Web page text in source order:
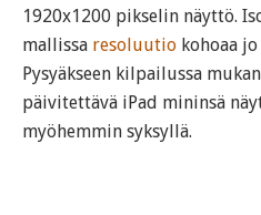
1920x1200 pikselin näyttö.
mallissa resoluutio kohoaa
Pysyäkseen kilpailussa
päivitettävä iPad mininsä
myöhemmin syksyllä.